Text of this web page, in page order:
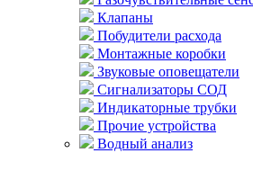
Клапаны
Побудители расхода
Монтажные коробки
Звуковые оповещатели
Сигнализаторы СОД
Индикаторные трубки
Прочие устройства
Водный анализ